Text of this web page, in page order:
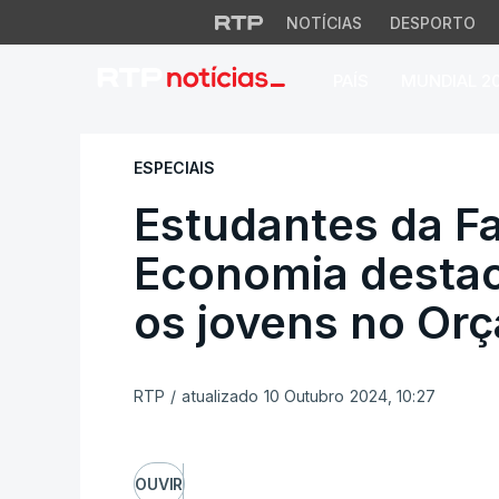
NOTÍCIAS DESPORTO
Estudantes da
ESPECIAIS
Estudantes da
Economia
os jovens no
RTP / atualizado 10 Outubro 2024, 10:27
OUVIR